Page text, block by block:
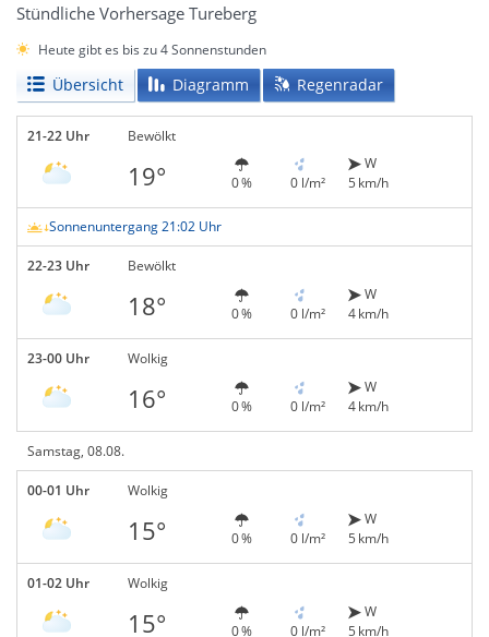
Stündliche Vorhersage Tureberg
Heute gibt es bis zu 4 Sonnenstunden
Übersicht Diagramm Regenradar
21-22 Uhr Bewölkt
19° 0 % 0 l/m²
W
5 km/h
Sonnenuntergang 21:02 Uhr
22-23 Uhr Bewölkt
18° 0 % 0 l/m²
W
4 km/h
23-00 Uhr Wolkig
16° 0 % 0 l/m²
W
4 km/h
Samstag, 08.08.
00-01 Uhr Wolkig
15° 0 % 0 l/m²
W
5 km/h
01-02 Uhr Wolkig
15° 0 % 0 l/m²
W
5 km/h